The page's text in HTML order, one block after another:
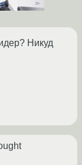
Никуд